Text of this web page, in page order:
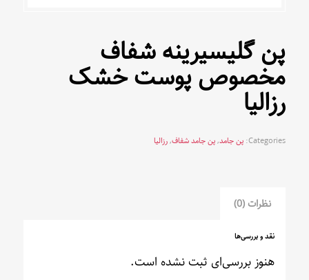
پن گلیسیرینه شفاف
مخصوص پوست خشک
رزالیا
Categories: پن جامد,پن جامد شفاف,رزالیا
نظرات (0)
نقد و بررسی‌ها
هنوز بررسی‌ای ثبت نشده است.